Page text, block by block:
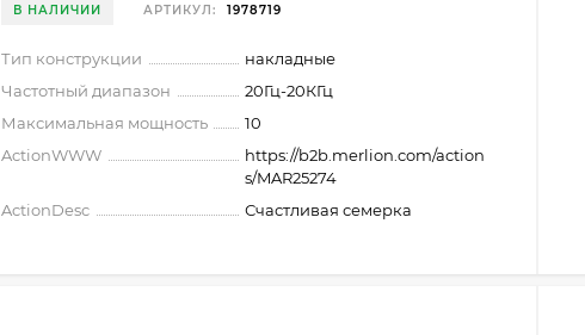
В НАЛИЧИИ АРТИКУЛ: 1978719
Тип конструкции
накладные
Частотный диапазон
20Гц-20КГц
Максимальная мощность
10
ActionWWW
https://b2b.merlion.com/action
s/MAR25274
ActionDesc
Счастливая семерка